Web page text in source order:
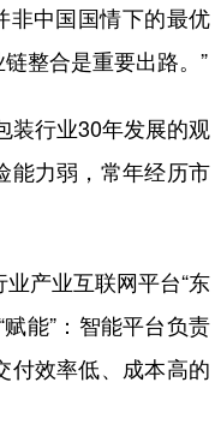
中国国情下的最优
整合是重要出路。”
行业30年发展的观
能力弱，常年经历市
产业互联网平台“东
能”：智能平台负责
付效率低、成本高的